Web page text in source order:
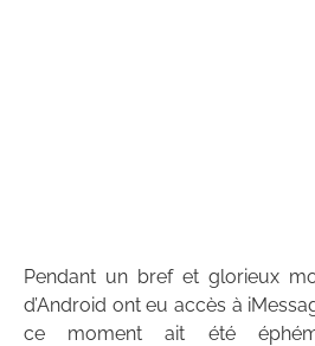
Pendant un bref et glorieux
d’Android ont eu accès à
ce moment ait été